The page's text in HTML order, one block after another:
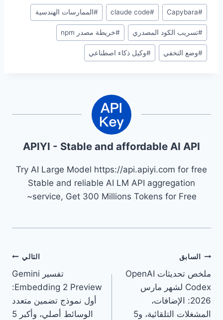
وسوم
المقال:
#
Capybara
#
claude code
#الممارسات الهندسية
#تسريب الكود المصدري #خريطة مصدر npm
#وضع التخفي #وكيل ذكاء اصطناعي
APIYI - Stable and affordable AI API
Try AI Large Model https://api.apiyi.com for free
Stable and reliable AI LM API aggregation
service, Get 300 Millions Tokens for Free~
تصفّح
المقالات
السابق
ملخص تحديثات OpenAI
Codex لشهر مارس
2026: الإضافات،
المشغلات التلقائية، و5
التالي
تفسير Gemini
Embedding 2 Preview:
أول نموذج تضمين متعدد
الوسائط أصلي، وأكبر 5